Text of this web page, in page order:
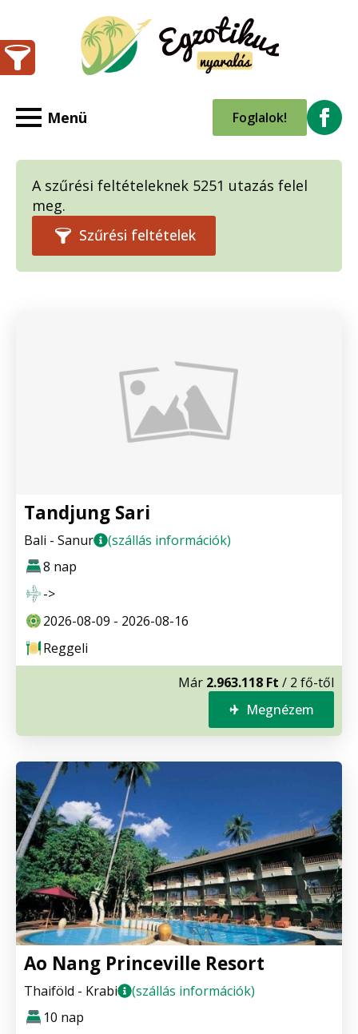
Foglalok!
A szűrési feltételeknek 5251 utazás felel
meg.
Szűrési feltételek
Tandjung Sari
Bali - Sanur
(szállás információk)
8 nap
->
2026-08-09 - 2026-08-16
Reggeli
Már 2.963.118 Ft / 2 fő-től
Megnézem
Ao Nang Princeville Resort
Thaiföld - Krabi
(szállás információk)
10 nap